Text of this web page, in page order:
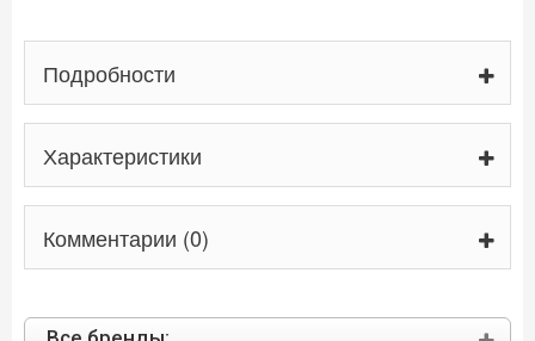
Подробности
Характеристики
Комментарии (0)